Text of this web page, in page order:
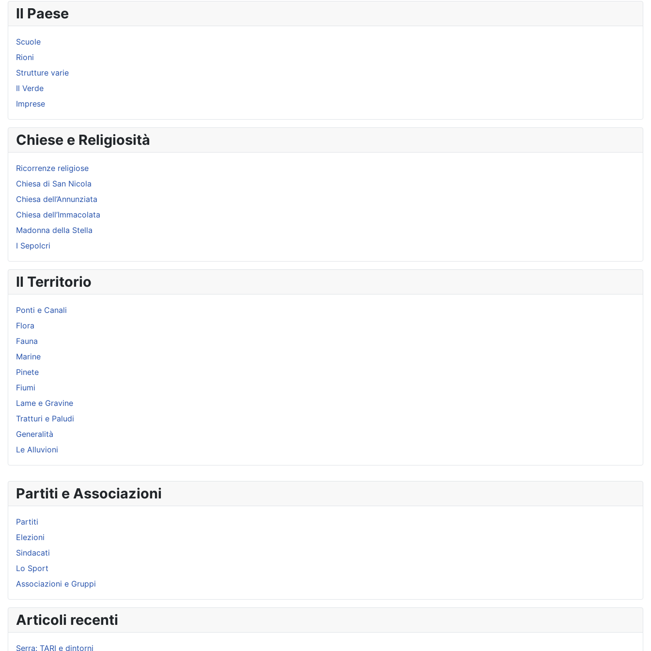
Partiti e Associazioni
Partiti
Elezioni
Sindacati
Lo Sport
Associazioni e Gruppi
Articoli recenti
Serra: TARI e dintorni
Il Paese
Scuole
Rioni
Strutture varie
Il Verde
Imprese
Chiese e Religiosità
Ricorrenze religiose
Chiesa di San Nicola
Chiesa dell’Annunziata
Chiesa dell’Immacolata
Madonna della Stella
I Sepolcri
Il Territorio
Ponti e Canali
Flora
Fauna
Marine
Pinete
Fiumi
Lame e Gravine
Tratturi e Paludi
Generalità
Le Alluvioni